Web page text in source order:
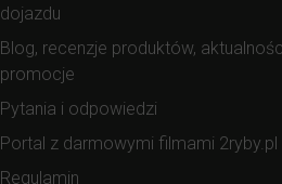
dojazdu
Blog, recenzje produktów,
promocje
Pytania i odpowiedzi
Portal z darmowymi filmami 2ryby.pl
Regulamin